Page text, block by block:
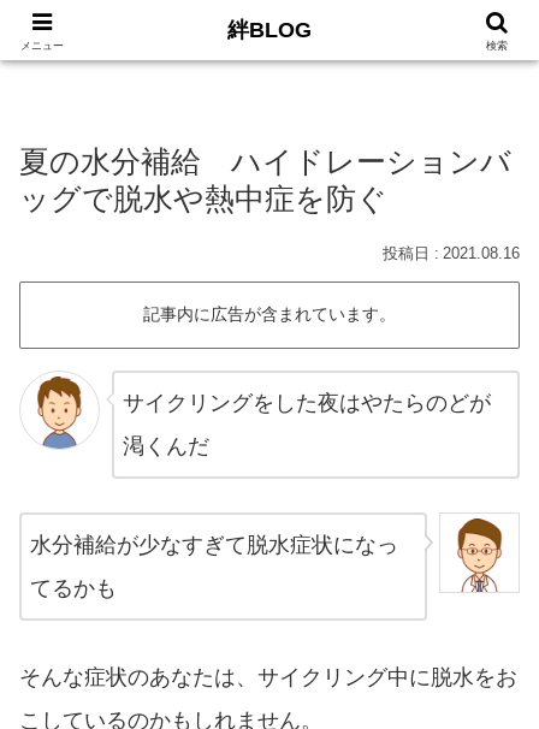
HOME サイトマ
夏の水分補給 ハイドレーションバ
ッグで脱水や熱中症を防ぐ
2021.08.16
記事内に広告が含まれています。
サイクリングをした夜はやたらのどが
渇くんだ
水分補給が少なすぎて脱水症状になっ
てるかも
そんな症状のあなたは、サイクリング中に脱水をお
こしているのかもしれません。
メニュー
絆BLOG
検索